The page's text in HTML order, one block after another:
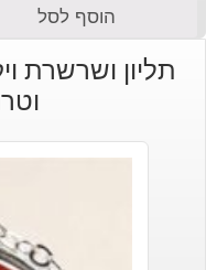
הוסף לסל
תליון ושרשרת